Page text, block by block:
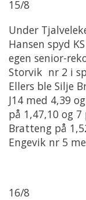
15/8
Under
Hansen spyd
egen senior-
Storvik nr 2 i
Ellers ble Silje
J14 med 4,39
på 1,47,10 og 7
Bratteng på
Engevik nr 5
16/8